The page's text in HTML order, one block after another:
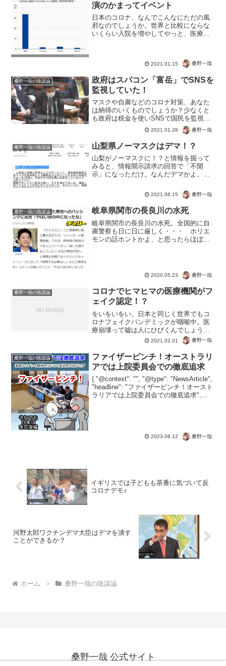
演のかまってイベント
日本のコロナ、なんでこんなにただの風
邪なのでしょうか。世界と比較にならな
いくらい入院を増やしてやっと、医療崩
ないだろうけど、なぜそういう状況を作
っているのか。陽性者イコ...
2021.01.15 桑野一哉
桑野一哉の陰謀論
政府はスパコン「富岳」でSNSを
監視していた！
マスクや自粛などのコロナ対策、あなた
は納得のいくものでしょうか？少なくと
も政府は税金を使いSNSで国民を監視。
生の声から禁止事項を決めていたようで
す。飛沫のシミュレーション程度しかで
きない富岳。存在する意味はあるのでし
ょうか？しっかし、国会...
2021.01.28 桑野一哉
桑野一哉の陰謀論 山梨県ノーマスクはデマ！？
山梨がノーマスクに！？と情報を掘って
みると、情報開示請求の回答で「不開
示」になっただけ。なんだデマかよ。と
山梨県はノーマスクだとツイートしてい
る人がいます。暑いから、マスクしたく
ないから喜んでる人多いです...
2021.06.15 桑野一哉
桑野一哉の陰謀論 岐阜県関市の長良川の水死
岐阜県関市の長良川の水死。全国的に自
粛警察も日に日に厳しく・・・ ホリエ
モンの話ホントかよ、と思ったらほぼほ
たのかな？ 愛知県と岐阜...
2020.05.23 桑野一哉
桑野一哉の陰謀論
コロナでヒマヒマの医療機関がフ
ェイク認定！？
をいをいをい。日本と同じく世界でもコ
ロナフェイクパンデミックが咽喉中。医
療崩壊って嘘は人にひびくんでしょう
ね。ガラガラの病院、ロンドンイギリス
でガラガラ病院映像があまりにも投稿さ
れるものだからついにBBCがファクトチ
ェック記事とビデオを出し...
2021.02.01 桑野一哉
桑野一哉の陰謀論
ファイザーピンチ！オーストラリ
アでは上院委員会での徹底追求
{ "@context": "", "@type": "NewsArticle",
"headline": "ファイザーピンチ！オースト
ラリアでは上院委員会での徹底追求",
2023.08.12 桑野一哉
イギリスでは子どもも茶番に気づいて反
コロナデモ♪
河野太郎ワクチンデマ大臣はデマを潰す
ことができるか？
ホーム 桑野一哉の陰謀論
桑野一哉 公式サイト